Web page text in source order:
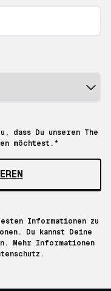
dass Du unseren The
möchtest.*
Informationen zu
Du kannst Deine
Mehr Informationen